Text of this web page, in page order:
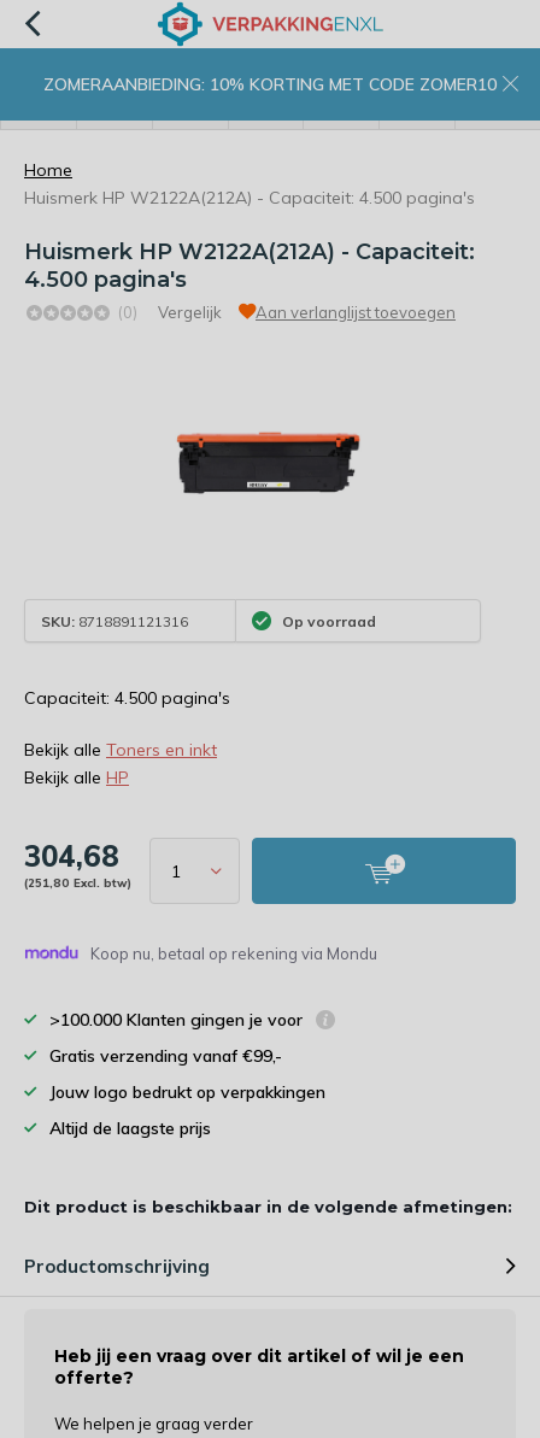
ZOMERAANBIEDING: 10% KORTING MET CODE ZOMER10
Home
Huismerk HP W2122A(212A) - Capaciteit: 4.500 pagina's
Huismerk HP W2122A(212A) - Capaciteit:
4.500 pagina's
(0) Vergelijk Aan verlanglijst toevoegen
SKU: 8718891121316 Op voorraad
Capaciteit: 4.500 pagina's
Bekijk alle Toners en inkt
Bekijk alle HP
304,68
(251,80 Excl. btw)
Koop nu, betaal op rekening via Mondu
>100.000 Klanten gingen je voor
Gratis verzending vanaf €99,-
Jouw logo bedrukt op verpakkingen
Altijd de laagste prijs
Dit product is beschikbaar in de volgende afmetingen:
Productomschrijving
Heb jij een vraag over dit artikel of wil je een
offerte?
We helpen je graag verder